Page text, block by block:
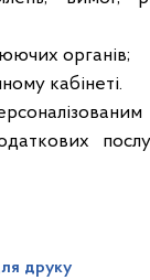
органів;
кабінеті.
друку